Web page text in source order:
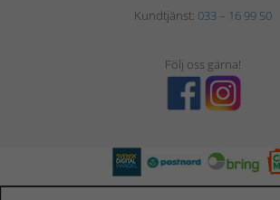
Kundtjänst: 033 – 16 99 50
Följ oss gärna!